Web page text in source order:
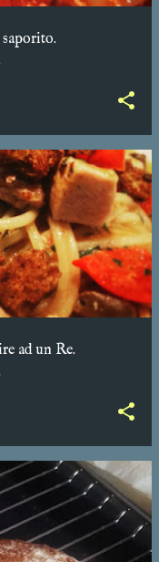
ad un Re.